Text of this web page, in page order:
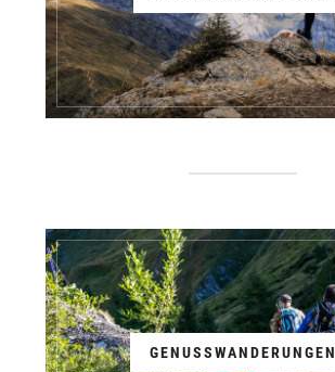
GENUSSWANDERUNGEN